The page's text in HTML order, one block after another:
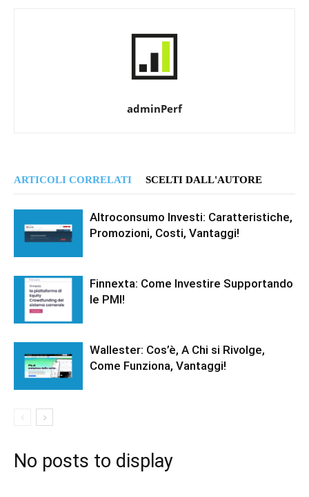
adminPerf
ARTICOLI CORRELATI SCELTI DALL'AUTORE
Altroconsumo Investi: Caratteristiche,
Promozioni, Costi, Vantaggi!
Finnexta: Come Investire Supportando
le PMI!
Wallester: Cos’è, A Chi si Rivolge,
Come Funziona, Vantaggi!
No posts to display